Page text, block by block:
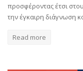
προσφέροντας έτσι
την έγκαιρη διάγνωση
Read more